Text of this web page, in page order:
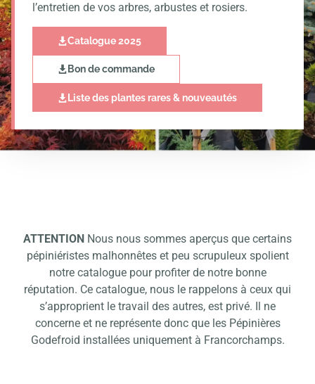
l’entretien de vos arbres, arbustes et rosiers.
Catalogue 2025
Bon de commande
Liste des plantes rares & nouveautés
ATTENTION Nous nous sommes aperçus que certains
pépiniéristes malhonnêtes et peu scrupuleux spolient
notre catalogue pour profiter de notre bonne
réputation. Ce catalogue, nous le rappelons à ceux qui
s’approprient le travail des autres, est privé. Il ne
concerne et ne représente donc que les Pépinières
Godefroid installées uniquement à Francorchamps.